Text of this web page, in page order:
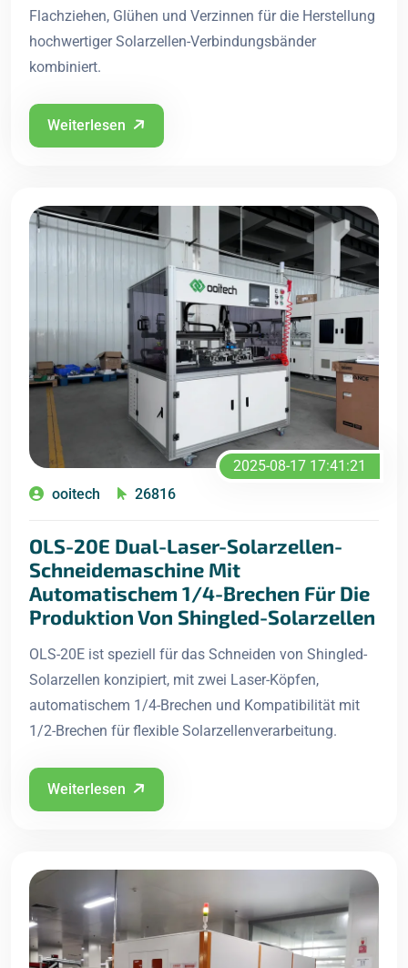
Flachziehen, Glühen und Verzinnen für die Herstellung
hochwertiger Solarzellen-Verbindungsbänder
kombiniert.
Weiterlesen
2025-08-17 17:41:21
ooitech
26816
OLS-20E Dual-Laser-Solarzellen-
Schneidemaschine Mit
Automatischem 1/4-Brechen Für Die
Produktion Von Shingled-Solarzellen
OLS-20E ist speziell für das Schneiden von Shingled-
Solarzellen konzipiert, mit zwei Laser-Köpfen,
automatischem 1/4-Brechen und Kompatibilität mit
1/2-Brechen für flexible Solarzellenverarbeitung.
Weiterlesen